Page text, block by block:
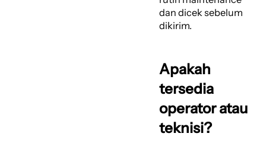
dan dicek sebelum
dikirim.
Apakah
tersedia
operator atau
teknisi?